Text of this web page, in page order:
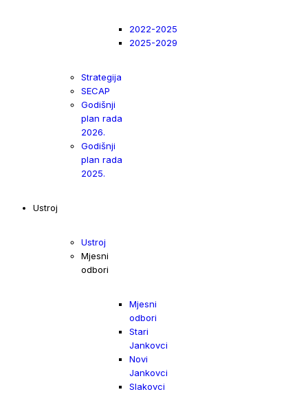
2022-2025
2025-2029
Strategija
SECAP
Godišnji
plan rada
2026.
Godišnji
plan rada
2025.
Ustroj
Ustroj
Mjesni
odbori
Mjesni
odbori
Stari
Jankovci
Novi
Jankovci
Slakovci